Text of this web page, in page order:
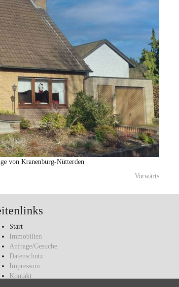
von Kranenburg-Nütterden
Vorwärts
Start
Immobilien
Anfrage/Gesuche
Datenschutz
Impressum
Kontakt